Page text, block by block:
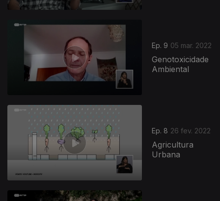
Ep. 9 05 mar. 2022
Genotoxicidade
Ambiental
Ep. 8 26 fev. 2022
Agricultura
Urbana